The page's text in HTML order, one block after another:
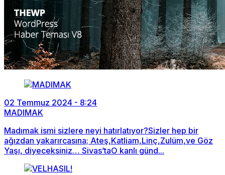
02 Temmuz 2024 - 8:24
MADIMAK
Madımak ismi sizlere neyi hatırlatıyor?Sizler hep bir
ağızdan yakarırcasına; Ateş,Katliam,Linç,Zulüm,ve Göz
Yaşı, diyeceksiniz… Sivas’taO kanlı günd...